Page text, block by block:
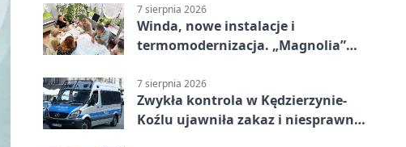
7 sierpnia 2026
Winda, nowe instalacje i
termomodernizacja. „Magnolia”
7 sierpnia 2026
Zwykła kontrola w Kędzierzynie-
Koźlu ujawniła zakaz i niesprawne